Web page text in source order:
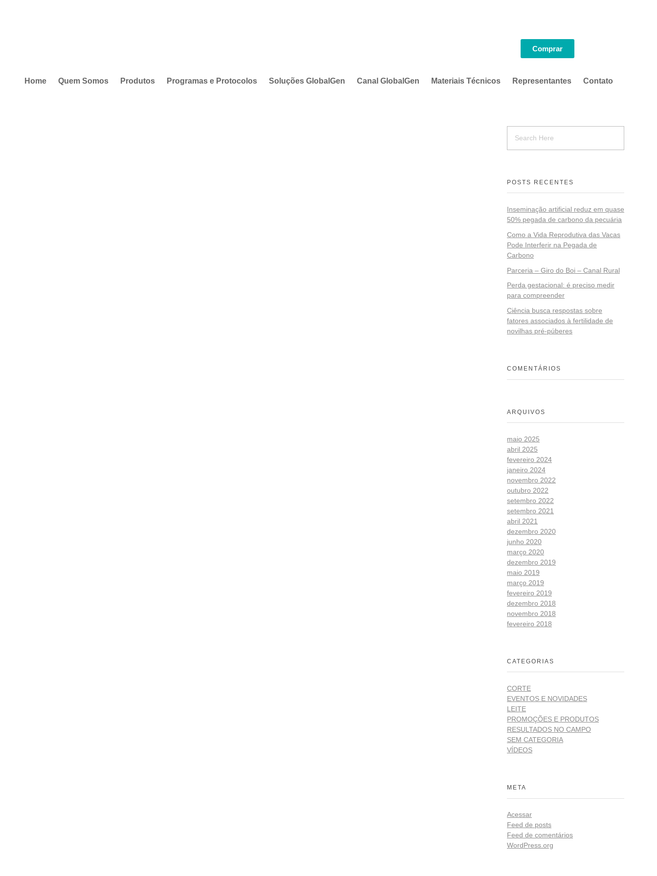
Comprar
Home Quem Somos Produtos Programas e Protocolos Soluções GlobalGen Canal GlobalGen Materiais Técnicos Representantes Contato
POSTS RECENTES
Inseminação artificial reduz em quase
50% pegada de carbono da pecuária
Como a Vida Reprodutiva das Vacas
Pode Interferir na Pegada de
Carbono
Parceria – Giro do Boi – Canal Rural
Perda gestacional: é preciso medir
para compreender
Ciência busca respostas sobre
fatores associados à fertilidade de
novilhas pré-púberes
COMENTÁRIOS
ARQUIVOS
maio 2025
abril 2025
fevereiro 2024
janeiro 2024
novembro 2022
outubro 2022
setembro 2022
setembro 2021
abril 2021
dezembro 2020
junho 2020
março 2020
dezembro 2019
maio 2019
março 2019
fevereiro 2019
dezembro 2018
novembro 2018
fevereiro 2018
CATEGORIAS
CORTE
EVENTOS E NOVIDADES
LEITE
PROMOÇÕES E PRODUTOS
RESULTADOS NO CAMPO
SEM CATEGORIA
VÍDEOS
META
Acessar
Feed de posts
Feed de comentários
WordPress.org